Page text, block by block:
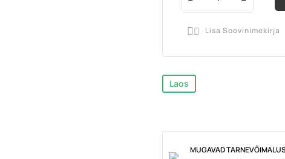
 Lisa Soovinimekirja
Laos
MUGAVAD